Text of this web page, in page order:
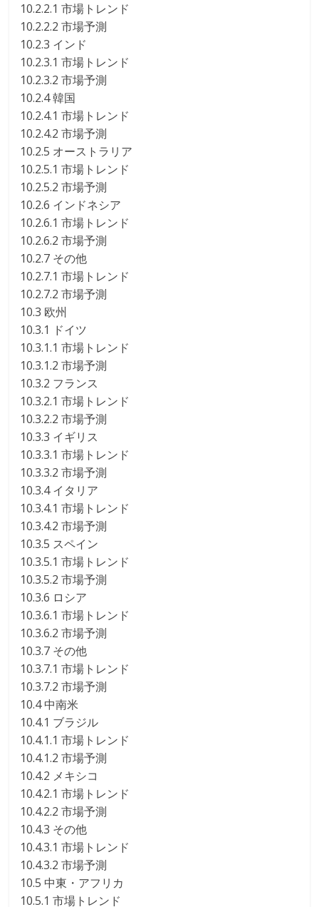
10.2.2.1 市場トレンド
10.2.2.2 市場予測
10.2.3 インド
10.2.3.1 市場トレンド
10.2.3.2 市場予測
10.2.4 韓国
10.2.4.1 市場トレンド
10.2.4.2 市場予測
10.2.5 オーストラリア
10.2.5.1 市場トレンド
10.2.5.2 市場予測
10.2.6 インドネシア
10.2.6.1 市場トレンド
10.2.6.2 市場予測
10.2.7 その他
10.2.7.1 市場トレンド
10.2.7.2 市場予測
10.3 欧州
10.3.1 ドイツ
10.3.1.1 市場トレンド
10.3.1.2 市場予測
10.3.2 フランス
10.3.2.1 市場トレンド
10.3.2.2 市場予測
10.3.3 イギリス
10.3.3.1 市場トレンド
10.3.3.2 市場予測
10.3.4 イタリア
10.3.4.1 市場トレンド
10.3.4.2 市場予測
10.3.5 スペイン
10.3.5.1 市場トレンド
10.3.5.2 市場予測
10.3.6 ロシア
10.3.6.1 市場トレンド
10.3.6.2 市場予測
10.3.7 その他
10.3.7.1 市場トレンド
10.3.7.2 市場予測
10.4 中南米
10.4.1 ブラジル
10.4.1.1 市場トレンド
10.4.1.2 市場予測
10.4.2 メキシコ
10.4.2.1 市場トレンド
10.4.2.2 市場予測
10.4.3 その他
10.4.3.1 市場トレンド
10.4.3.2 市場予測
10.5 中東・アフリカ
10.5.1 市場トレンド